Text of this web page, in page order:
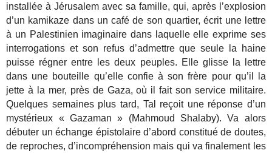
installée à Jérusalem avec sa famille, qui, après l’explosion
d’un kamikaze dans un café de son quartier, écrit une lettre
à un Palestinien imaginaire dans laquelle elle exprime ses
interrogations et son refus d’admettre que seule la haine
puisse régner entre les deux peuples. Elle glisse la lettre
dans une bouteille qu’elle confie à son frère pour qu’il la
jette à la mer, près de Gaza, où il fait son service militaire.
Quelques semaines plus tard, Tal reçoit une réponse d’un
mystérieux « Gazaman » (Mahmoud Shalaby). Va alors
débuter un échange épistolaire d’abord constitué de doutes,
de reproches, d’incompréhension mais qui va finalement les